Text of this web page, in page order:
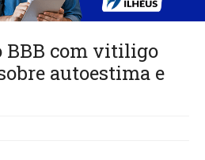
BBB com vitiligo
autoestima e